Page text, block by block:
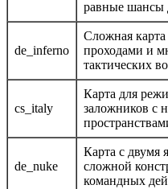
равные шансы
de_inferno
Сложная
проходами и
тактических
cs_italy
Карта для
заложников с
de_nuke
Карта с двумя
сложной
командных